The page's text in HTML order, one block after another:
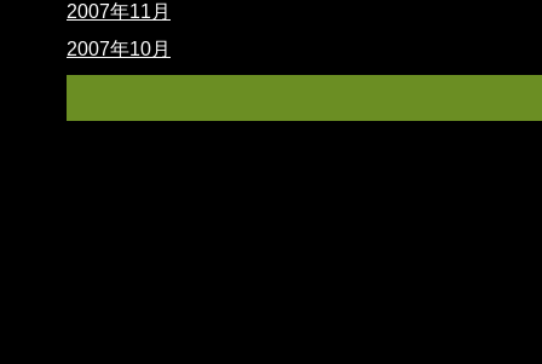
2007年11月
2007年10月